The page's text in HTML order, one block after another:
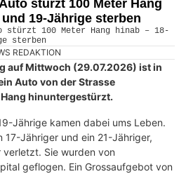
stürzt 100 Meter Hang
19-Jährige sterben
REDAKTION
auf Mittwoch (29.07.2026) ist in
Auto von der Strasse
hinuntergestürzt.
Jährige kamen dabei ums Leben.
17-Jähriger und ein 21-Jähriger,
Sie wurden von
geflogen. Ein Grossaufgebot von